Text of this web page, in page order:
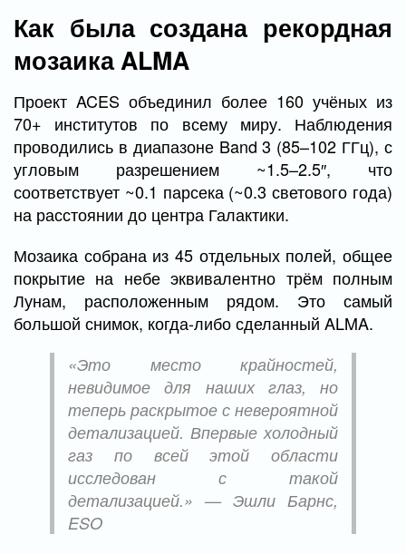
Как была создана рекордная
мозаика ALMA
Проект ACES объединил более 160 учёных из
70+ институтов по всему миру. Наблюдения
проводились в диапазоне Band 3 (85–102 ГГц), с
угловым разрешением ~1.5–2.5″, что
соответствует ~0.1 парсека (~0.3 светового года)
на расстоянии до центра Галактики.
Мозаика собрана из 45 отдельных полей, общее
покрытие на небе эквивалентно трём полным
Лунам, расположенным рядом. Это самый
большой снимок, когда-либо сделанный ALMA.
«Это место крайностей,
невидимое для наших глаз, но
теперь раскрытое с невероятной
детализацией. Впервые холодный
газ по всей этой области
исследован с такой
детализацией.» — Эшли Барнс,
ESO